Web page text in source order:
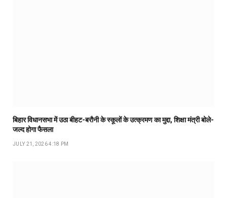
बिहार विधानसभा में उठा बीहट-बरौनी के स्कूलों के उत्क्रमण का मुद्दा, शिक्षा मंत्री बोले-
जल्द होगा फैसला
JULY 21, 2026 4:18 PM